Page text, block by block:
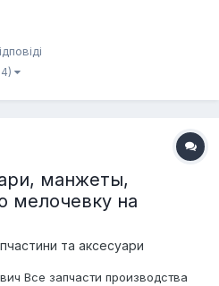
манжеты,
мелочевку на
та аксесуари
Все запчасти производства